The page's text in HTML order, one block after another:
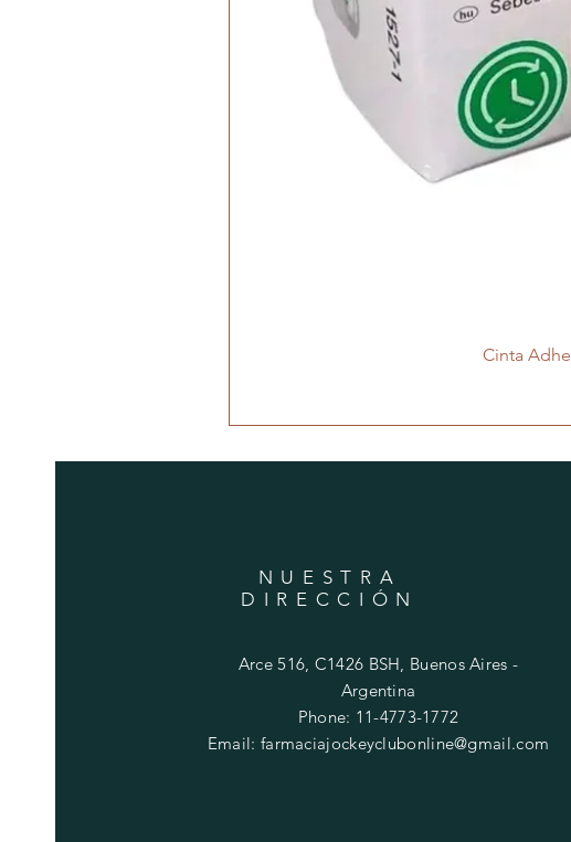
Cinta
NUESTRA
DIRECCIÓN
Arce 516, C1426 BSH, Buenos Aires -
Argentina
Phone: 11-4773-1772
Email: farmaciajockeyclubonline@gmail.com